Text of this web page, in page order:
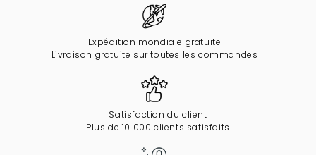
Expédition mondiale gratuite
Livraison gratuite sur toutes les commandes
Satisfaction du client
Plus de 10 000 clients satisfaits